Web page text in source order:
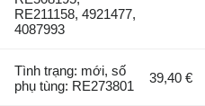
RE211158, 4921477,
4087993
Tình trạng: mới, số
phụ tùng: RE273801
39,40 €